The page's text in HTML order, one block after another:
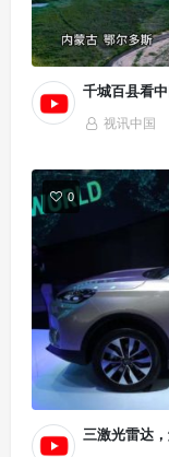
千城百县看
视讯中国
0
三激光雷达